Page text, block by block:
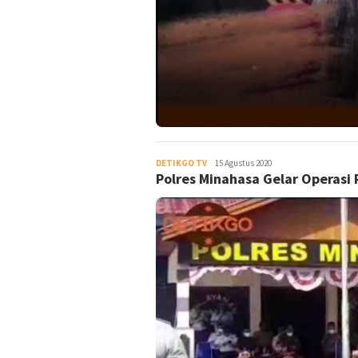
DETIKGO TV DetikGo
15 Agustus 2020
Polres Minahasa Gelar Operasi